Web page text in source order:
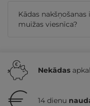
Kādas
muižas viesnīca?
Nekādas
14 dienu